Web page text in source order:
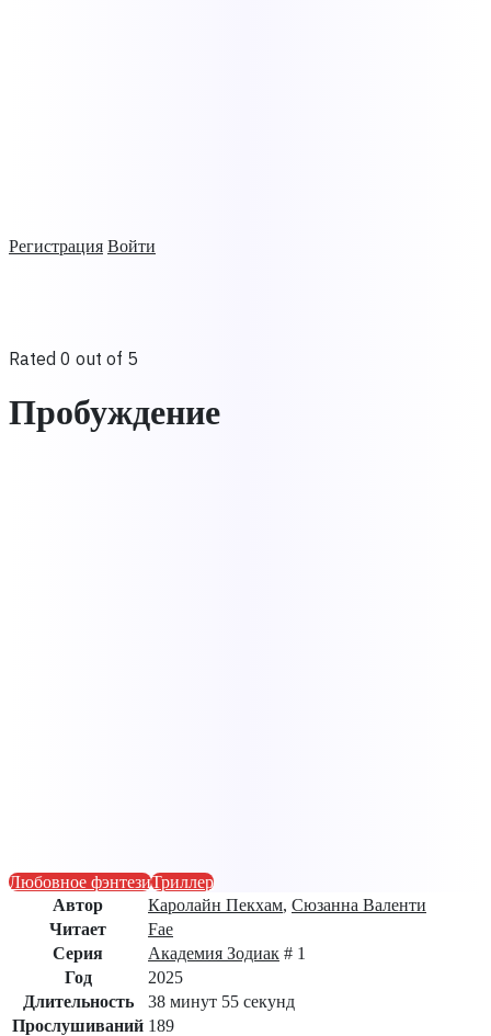
Регистрация Войти
Rated 0 out of 5
Пробуждение
Любовное фэнтезиТриллер
Автор
Каролайн Пекхам, Сюзанна Валенти
Читает
Fae
Серия
Академия Зодиак # 1
Год
2025
Длительность
38 минут 55 секунд
Прослушиваний 189